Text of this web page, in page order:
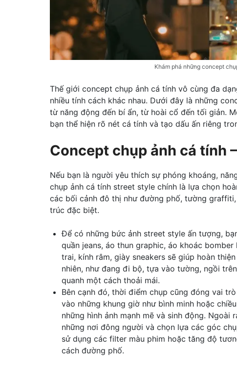
Khám phá những concept
Thế giới concept chụp ảnh cá tính vô cùng đa
nhiều tính cách khác nhau. Dưới đây là những
từ năng động đến bí ẩn, từ hoài cổ đến tối giản.
bạn thể hiện rõ nét cá tính và tạo dấu ấn riêng
Concept chụp ảnh cá tính
Nếu bạn là người yêu thích sự phóng khoáng,
chụp ảnh cá tính street style chính là lựa chọn
các bối cảnh đô thị như đường phố, tường
trúc đặc biệt.
Để có những bức ảnh street style ấn tượng,
quần jeans, áo thun graphic, áo khoác
trai, kính râm, giày sneakers sẽ giúp hoàn
nhiên, như đang đi bộ, tựa vào tường, ngồi
quanh một cách thoải mái.
Bên cạnh đó, thời điểm chụp cũng đóng vai
vào những khung giờ như bình minh hoặc
những hình ảnh mạnh mẽ và sinh động.
những nơi đông người và chọn lựa các góc
sử dụng các filter màu phim hoặc tăng độ
cách đường phố.